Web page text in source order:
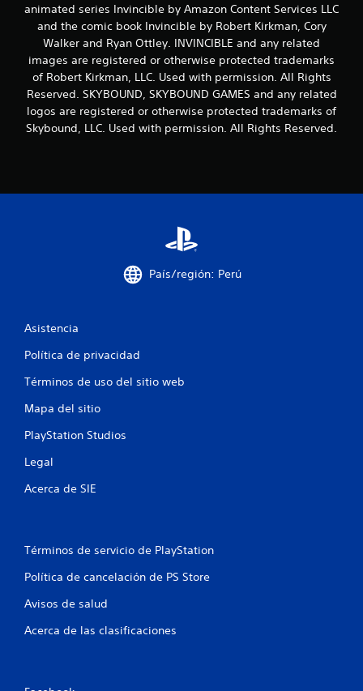
animated series Invincible by Amazon Content Services LLC
and the comic book Invincible by Robert Kirkman, Cory
Walker and Ryan Ottley. INVINCIBLE and any related
images are registered or otherwise protected trademarks
of Robert Kirkman, LLC. Used with permission. All Rights
Reserved. SKYBOUND, SKYBOUND GAMES and any related
logos are registered or otherwise protected trademarks of
Skybound, LLC. Used with permission. All Rights Reserved.
País/región: Perú
Asistencia
Política de privacidad
Términos de uso del sitio web
Mapa del sitio
PlayStation Studios
Legal
Acerca de SIE
Términos de servicio de PlayStation
Política de cancelación de PS Store
Avisos de salud
Acerca de las clasificaciones